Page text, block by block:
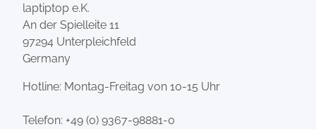
laptiptop e.K.
An der Spielleite 11
97294 Unterpleichfeld
Germany
Hotline: Montag-Freitag von 10-15 Uhr
Telefon: +49 (0) 9367-98881-0